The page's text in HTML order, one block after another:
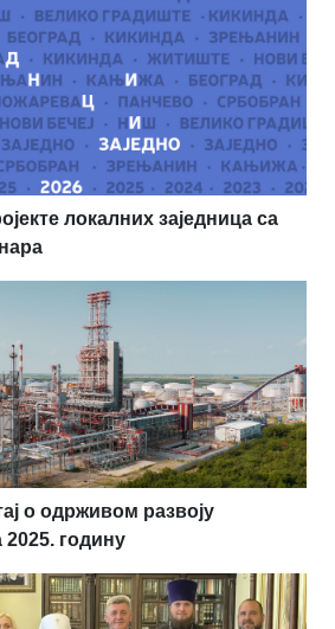
локалних заједница са
о одрживом развоју
годину